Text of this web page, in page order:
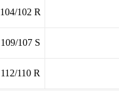
104/102 R
109/107 S
112/110 R